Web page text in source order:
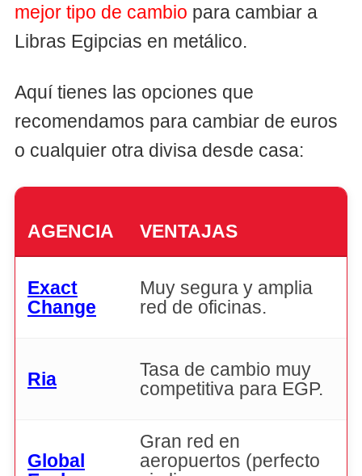
mejor tipo de cambio para cambiar a
Libras Egipcias en metálico.
Aquí tienes las opciones que
recomendamos para cambiar de euros
o cualquier otra divisa desde casa:
AGENCIA VENTAJAS
Exact
Change
Muy segura y amplia
red de oficinas.
Ria
Tasa de cambio muy
competitiva para EGP.
Global
Gran red en
aeropuertos (perfecto